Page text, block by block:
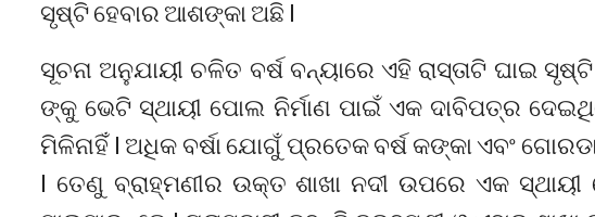
ସୃଷ୍ଟି ହେବାର ଆଶଙ୍କା ଅଛି l
ସୂଚନା ଅନୁଯାୟୀ ଚଳିତ ବର୍ଷ ବନ୍ୟାରେ ଏହି ରାସ୍ତାଟି ଘାଇ
ଙ୍କୁ ଭେଟି ସ୍ଥାୟୀ ପୋଲ ନିର୍ମାଣ ପାଇଁ ଏକ ଦାବିପତ୍ର
ମିଳିନାହିଁ l ଅଧିକ ବର୍ଷା ଯୋଗୁଁ ପ୍ରତେକ ବର୍ଷ କଙ୍କା ଏବଂ
l ତେଣୁ ବ୍ରାହ୍ମଣୀର ଉକ୍ତ ଶାଖା ନଦୀ ଉପରେ ଏକ